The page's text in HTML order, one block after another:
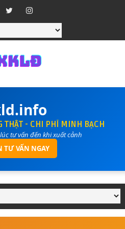
THẬT - CHI PHÍ MINH BẠCH
tư vấn đến khi xuất cảnh
TƯ VẤN NGAY